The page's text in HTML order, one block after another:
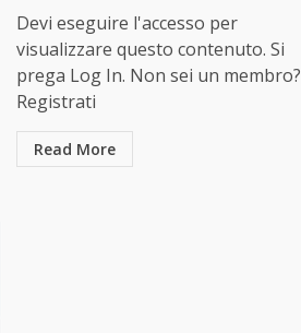
Devi eseguire l'accesso per
visualizzare questo contenuto. Si
prega Log In. Non sei un membro?
Registrati
Read More